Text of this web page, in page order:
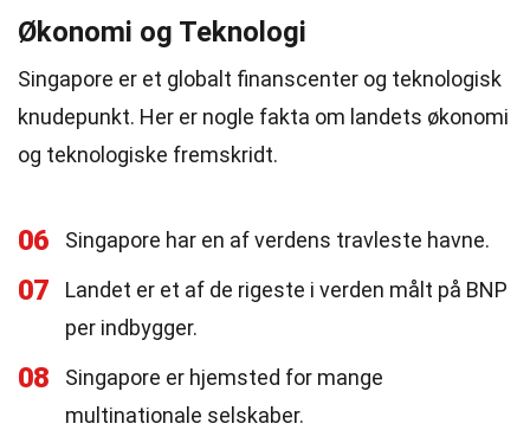
Økonomi og Teknologi
Singapore er et globalt finanscenter og teknologisk
knudepunkt. Her er nogle fakta om landets økonomi
og teknologiske fremskridt.
06 Singapore har en af verdens travleste havne.
07
Landet er et af de rigeste i verden målt på BNP
per indbygger.
08
Singapore er hjemsted for mange
multinationale selskaber.